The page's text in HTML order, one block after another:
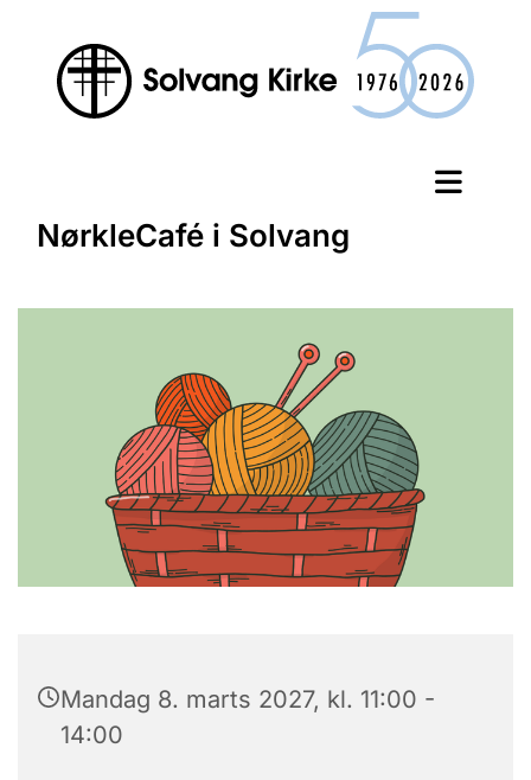
NørkleCafé i Solvang
Mandag 8. marts 2027, kl. 11:00 -
14:00